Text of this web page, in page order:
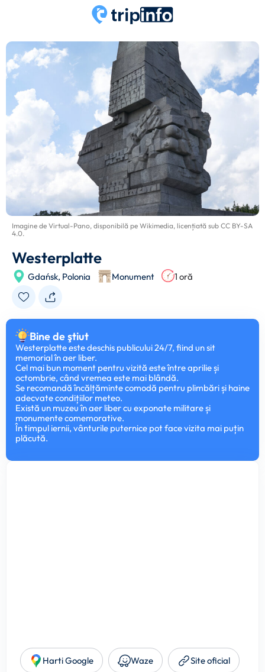
Imagine de Virtual-Pano, disponibilă pe Wikimedia, licențiată sub CC BY-SA
4.0.
Westerplatte
Gdańsk, Polonia Monument 1 oră
Bine de ştiut
Westerplatte este deschis publicului 24/7, fiind un sit
memorial în aer liber.
Cel mai bun moment pentru vizită este între aprilie și
octombrie, când vremea este mai blândă.
Se recomandă încălțăminte comodă pentru plimbări și haine
adecvate condițiilor meteo.
Există un muzeu în aer liber cu exponate militare și
monumente comemorative.
În timpul iernii, vânturile puternice pot face vizita mai puțin
plăcută.
Harti Google Waze
Site oficial